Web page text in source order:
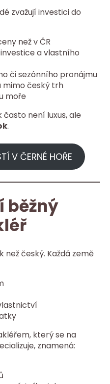
zvažují investici do
než v ČR
a vlastního
či sezónního pronájmu
mimo český trh
moře
není luxus, ale
.
V ČERNÉ HOŘE
běžný
než český. Každá země
který se na
znamená: